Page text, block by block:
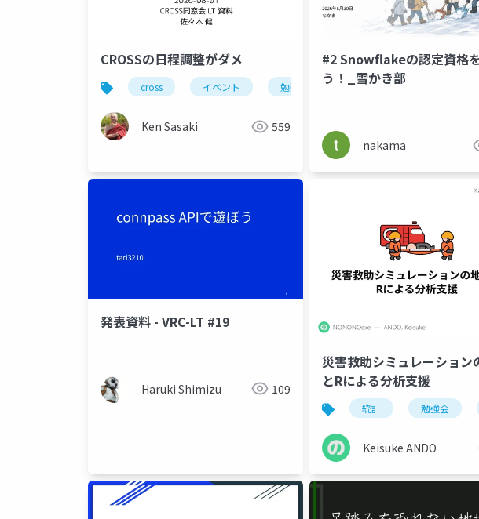
CROSSの日程調整がダメ
cross イベント 勉強会
Ken Sasaki 559
#2 Snowflakeの認定資格
う！_雪かき部
nakama
発表資料 - VRC-LT #19
Haruki Shimizu 109
災害救助シミュレーション
とRによる分析支援
統計 勉強会
Keisuke ANDO